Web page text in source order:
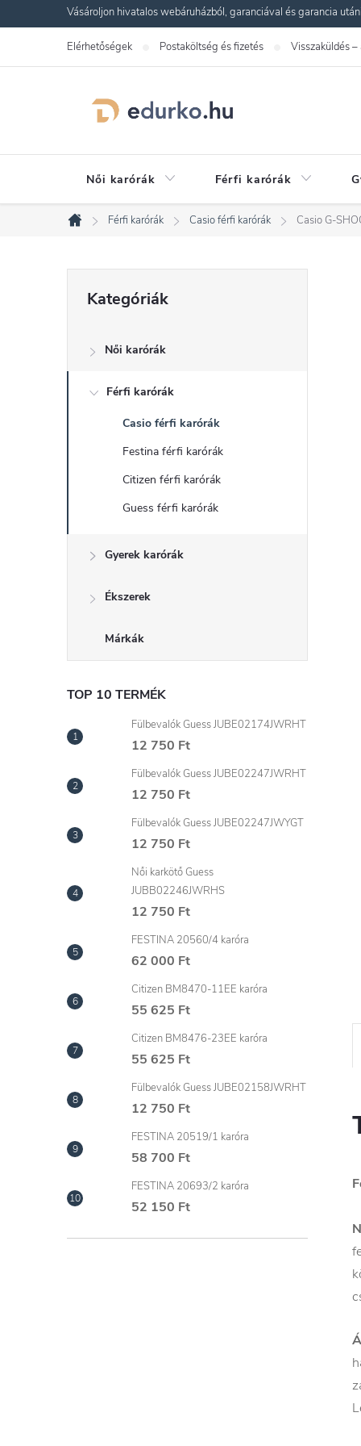
a
Vásároljon hivatalos webáruházból, garanciával és garancia
Elérhetőségek Postaköltség és fizetés Visszaküldés –
Női karórák Férfi karórák
Kezdőlap
Férfi karórák Casio férfi karórák Casio G-
O
d
ó
n
e
l
átugrása
Kategóriák
Női karórák
Férfi karórák
Casio férfi karórák
Festina férfi karórák
Citizen férfi karórák
Guess férfi karórák
Gyerek karórák
Ékszerek
Márkák
TOP 10 TERMÉK
Fülbevalók Guess JUBE02174JWRHT
12 750 Ft
Fülbevalók Guess JUBE02247JWRHT
12 750 Ft
Fülbevalók Guess JUBE02247JWYGT
12 750 Ft
Női karkötő Guess
JUBB02246JWRHS
12 750 Ft
FESTINA 20560/4 karóra
62 000 Ft
Citizen BM8470-11EE karóra
55 625 Ft
Citizen BM8476-23EE karóra
55 625 Ft
Fülbevalók Guess JUBE02158JWRHT
12 750 Ft
FESTINA 20519/1 karóra
58 700 Ft
FESTINA 20693/2 karóra
52 150 Ft